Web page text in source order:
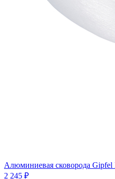
Алюминиевая сковорода Gipfel
2 245 ₽